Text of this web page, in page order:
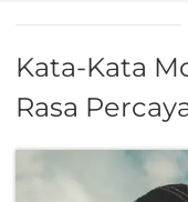
Kata-Kata
Rasa